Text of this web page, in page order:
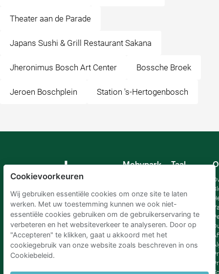
Theater aan de Parade
Japans Sushi & Grill Restaurant Sakana
Jheronimus Bosch Art Center Bossche Broek
Jeroen Boschplein Station 's-Hertogenbosch
Mobypark
Taal
Spaans
Frankrijk
Italiaans
Nederlands
Cookievoorkeuren
Wij gebruiken essentiële cookies om onze site te laten
werken. Met uw toestemming kunnen we ook niet-
essentiële cookies gebruiken om de gebruikerservaring te
verbeteren en het websiteverkeer te analyseren. Door op
"Accepteren" te klikken, gaat u akkoord met het
cookiegebruik van onze website zoals beschreven in ons
Cookiebeleid.